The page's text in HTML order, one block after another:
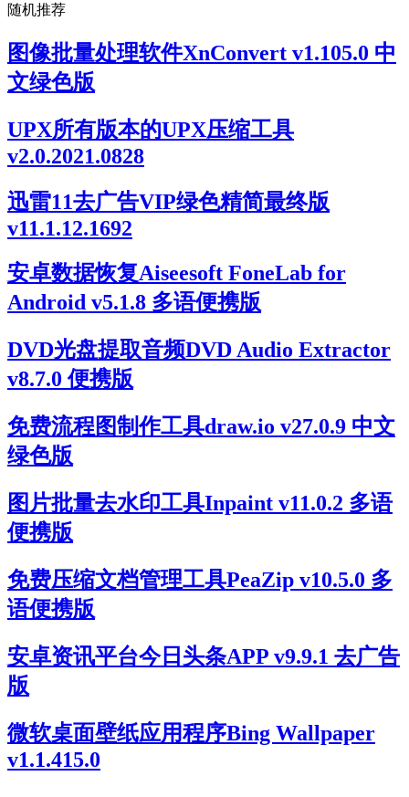
随机推荐
图像批量处理软件XnConvert v1.105.0 中
文绿色版
UPX所有版本的UPX压缩工具
v2.0.2021.0828
迅雷11去广告VIP绿色精简最终版
v11.1.12.1692
安卓数据恢复Aiseesoft FoneLab for
Android v5.1.8 多语便携版
DVD光盘提取音频DVD Audio Extractor
v8.7.0 便携版
免费流程图制作工具draw.io v27.0.9 中文
绿色版
图片批量去水印工具Inpaint v11.0.2 多语
便携版
免费压缩文档管理工具PeaZip v10.5.0 多
语便携版
安卓资讯平台今日头条APP v9.9.1 去广告
版
微软桌面壁纸应用程序Bing Wallpaper
v1.1.415.0